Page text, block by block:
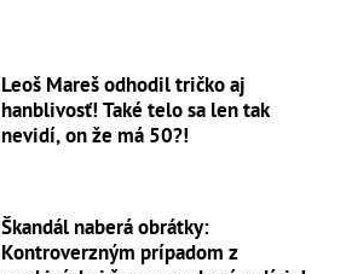
Leoš Mareš odhodil tričko aj
hanblivosť! Také telo sa len tak
nevidí, on že má 50?!
Škandál naberá obrátky:
Kontroverzným prípadom z